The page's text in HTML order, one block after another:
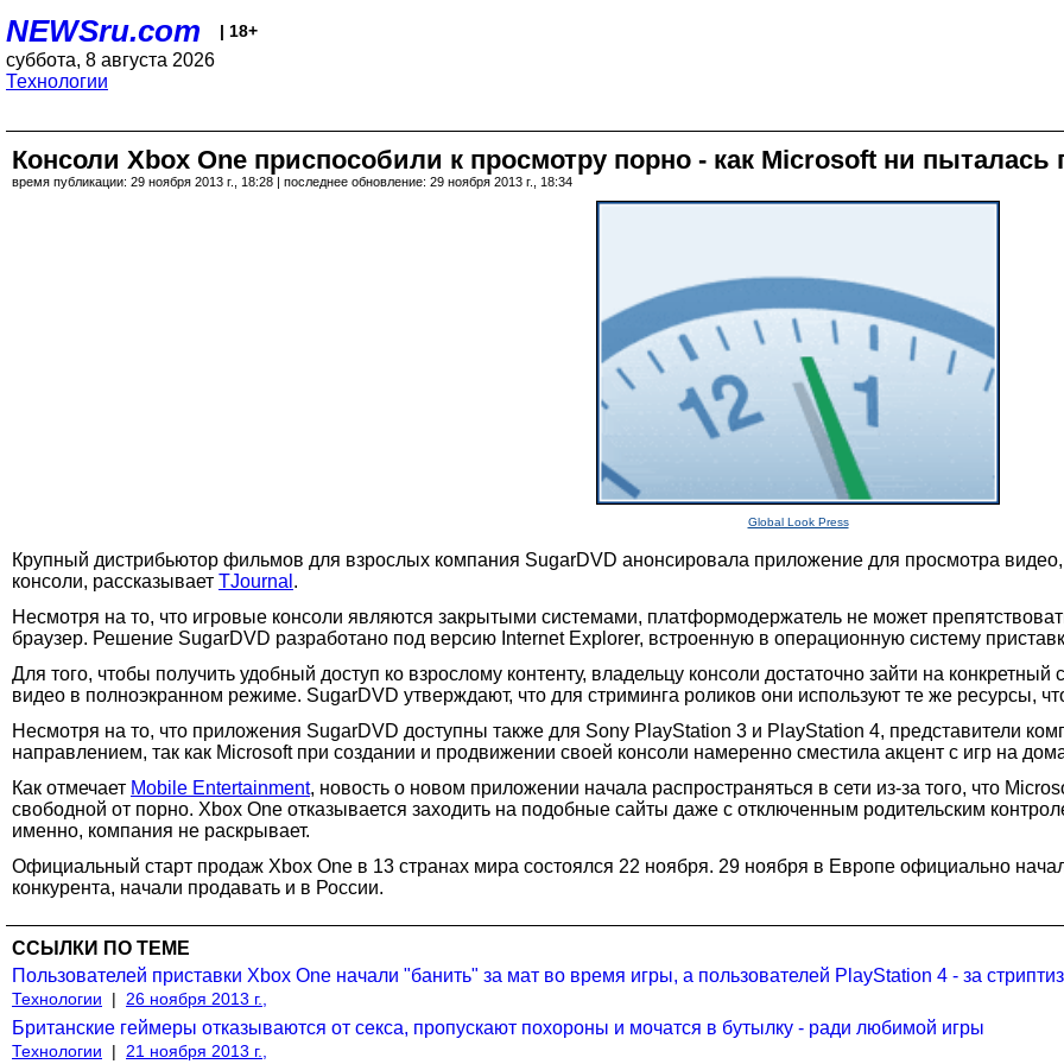
NEWSru.com | 18+
суббота, 8 августа 2026
Технологии
Консоли Xbox One приспособили к просмотру порно - как Microsoft ни пыталась
время публикации: 29 ноября 2013 г., 18:28 | последнее обновление: 29 ноября 2013 г., 18:34
Global Look Press
Крупный дистрибьютор фильмов для взрослых компания SugarDVD анонсировала приложение для просмотра
консоли, рассказывает TJournal .
Несмотря на то, что игровые консоли являются закрытыми системами, платформодержатель не может
браузер. Решение SugarDVD разработано под версию Internet Explorer, встроенную в операционную систему
Для того, чтобы получить удобный доступ ко взрослому контенту, владельцу консоли достаточно зайти на
видео в полноэкранном режиме. SugarDVD утверждают, что для стриминга роликов они используют те же ресурсы,
Несмотря на то, что приложения SugarDVD доступны также для Sony PlayStation 3 и PlayStation 4, представители
направлением, так как Microsoft при создании и продвижении своей консоли намеренно сместила акцент с игр на
Как отмечает Mobile Entertainment, новость о новом приложении начала распространяться в сети из-за того, что
свободной от порно. Xbox One отказывается заходить на подобные сайты даже с отключенным родительским
именно, компания не раскрывает.
Официальный старт продаж Xbox One в 13 странах мира состоялся 22 ноября. 29 ноября в Европе официально
конкурента, начали продавать и в России.
ССЫЛКИ ПО ТЕМЕ
Пользователей приставки Xbox One начали "банить" за мат во время игры, а пользователей PlayStation 4 - за стриптиз
Технологии | 26 ноября 2013 г.,
Британские геймеры отказываются от секса, пропускают похороны и мочатся в бутылку - ради любимой игры
Технологии | 21 ноября 2013 г.,